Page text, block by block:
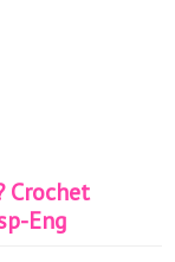
Crochet
Eng